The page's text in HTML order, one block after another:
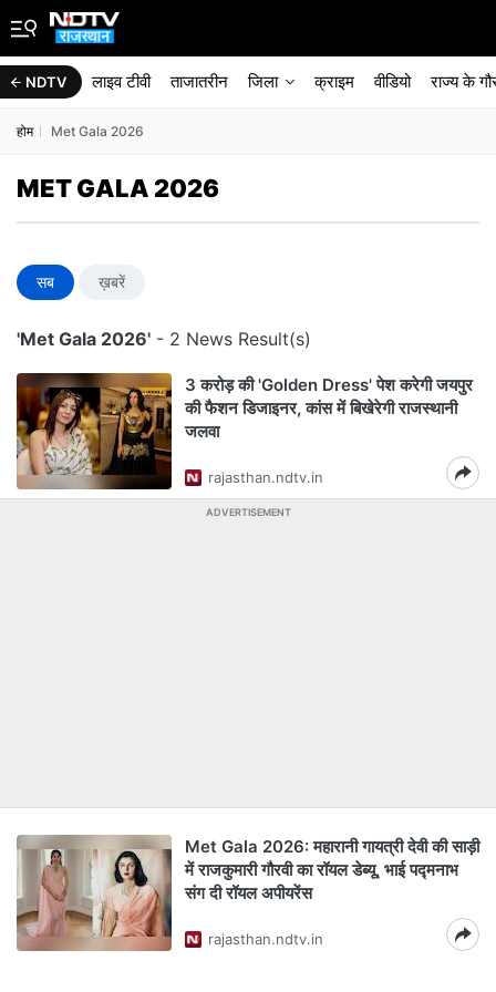
NDTV लाइव टीवी ताजातरीन जिला क्राइम वीडियो राज्‍य के
होम Met Gala 2026
MET GALA 2026
सब ख़बरें
'Met Gala 2026' - 2 News Result(s)
3 करोड़ की 'Golden Dress' पेश करेगी जयपुर
की फैशन डिजाइनर, कांस में बिखेरेगी राजस्थानी
जलवा
rajasthan.ndtv.in
ADVERTISEMENT
Met Gala 2026: महारानी गायत्री देवी की साड़ी
में राजकुमारी गौरवी का रॉयल डेब्यू, भाई पद्मनाभ
संग दी रॉयल अपीयरेंस
rajasthan.ndtv.in